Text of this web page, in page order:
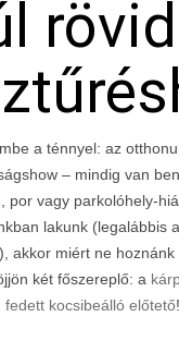
a ténnyel: az
– mindig van
por vagy parkolóhely-
lakunk (legalábbis
akkor miért ne hoznánk
két főszereplő: a
fedett kocsibeálló előtető!